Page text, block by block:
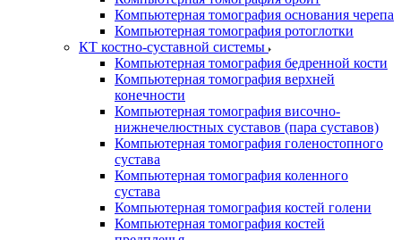
Компьютерная томография основания черепа
Компьютерная томография ротоглотки
КТ костно-суставной системы
Компьютерная томография бедренной кости
Компьютерная томография верхней
конечности
Компьютерная томография височно-
нижнечелюстных суставов (пара суставов)
Компьютерная томография голеностопного
сустава
Компьютерная томография коленного
сустава
Компьютерная томография костей голени
Компьютерная томография костей